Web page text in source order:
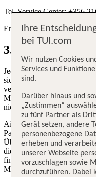
Tel. Service Center: +356
Email:
3. Check-in
Jeder Flughafen hat eigene
sich darüber zu informieren
verläuft reibungsloser, wenn
Meldeschlusszeit eingeplant
nicht ein, ist Air Malta zur
Air Malta oder ihre
Passagiere über die
Über die Meldeschlusszeiten
die Passagiere selbst
findet man im Flugplan von
Malta oder ihren
Ihre
bei TUI.com
Wir nutzen Cookies
Services und
sind.
Darüber hinaus und
„Zustimmen“
zu fünf Partner als
Gerät setzen, andere
personenbezogene
erheben und
unserer Webseite
vorzuschlagen sowie
durchzuführen. Dabei